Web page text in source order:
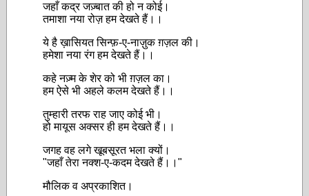
जहाँ कद्र जज़्बात की हो न कोई।
तमाशा नया रोज़ हम देखते हैं।।
ये है ख़ासियत सिन्फ़-ए-नाज़ुक ग़ज़ल की।
हमेशा नया रंग हम देखते हैं।।
कहे नज़्म के शेर को भी ग़ज़ल का।
हम ऐसे भी अहले कलम देखते हैं।।
तुम्हारी तरफ राह जाए कोई भी।
हो मायूस अक्सर ही हम देखते हैं।।
जगह वह लगे खूबसूरत भला क्यों।
"जहाँ तेरा नक्श-ए-कदम देखते हैं।।"
मौलिक व अप्रकाशित।